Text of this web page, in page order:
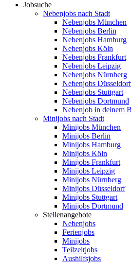
Jobsuche
Nebenjobs nach Stadt
Nebenjobs München
Nebenjobs Berlin
Nebenjobs Hamburg
Nebenjobs Köln
Nebenjobs Frankfurt
Nebenjobs Leipzig
Nebenjobs Nürnberg
Nebenjobs Düsseldorf
Nebenjobs Stuttgart
Nebenjobs Dortmund
Nebenjob in deinem
Minijobs nach Stadt
Minijobs München
Minijobs Berlin
Minijobs Hamburg
Minijobs Köln
Minijobs Frankfurt
Minijobs Leipzig
Minijobs Nürnberg
Minijobs Düsseldorf
Minijobs Stuttgart
Minijobs Dortmund
Stellenangebote
Nebenjobs
Ferienjobs
Minijobs
Teilzeitjobs
Aushilfsjobs